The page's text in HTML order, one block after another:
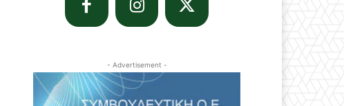
- Advertisement -